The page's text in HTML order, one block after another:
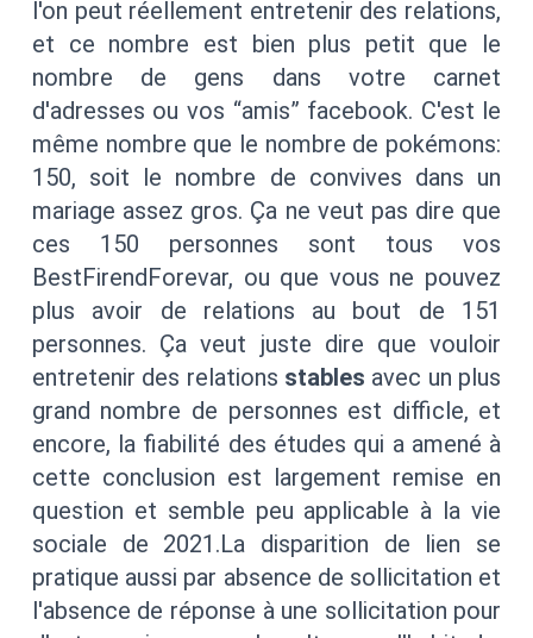
l'on peut réellement entretenir des relations,
et ce nombre est bien plus petit que le
nombre de gens dans votre carnet
d'adresses ou vos “amis” facebook. C'est le
même nombre que le nombre de pokémons:
150, soit le nombre de convives dans un
mariage assez gros. Ça ne veut pas dire que
ces 150 personnes sont tous vos
BestFirendForevar, ou que vous ne pouvez
plus avoir de relations au bout de 151
personnes. Ça veut juste dire que vouloir
entretenir des relations stables avec un plus
grand nombre de personnes est difficle, et
encore, la fiabilité des études qui a amené à
cette conclusion est largement remise en
question et semble peu applicable à la vie
sociale de 2021.La disparition de lien se
pratique aussi par absence de sollicitation et
l'absence de réponse à une sollicitation pour